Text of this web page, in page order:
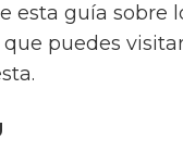
esta guía sobre
puedes